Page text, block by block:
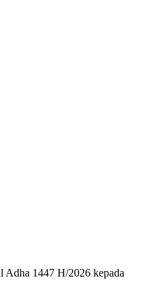
Adha 1447 H/2026 kepada